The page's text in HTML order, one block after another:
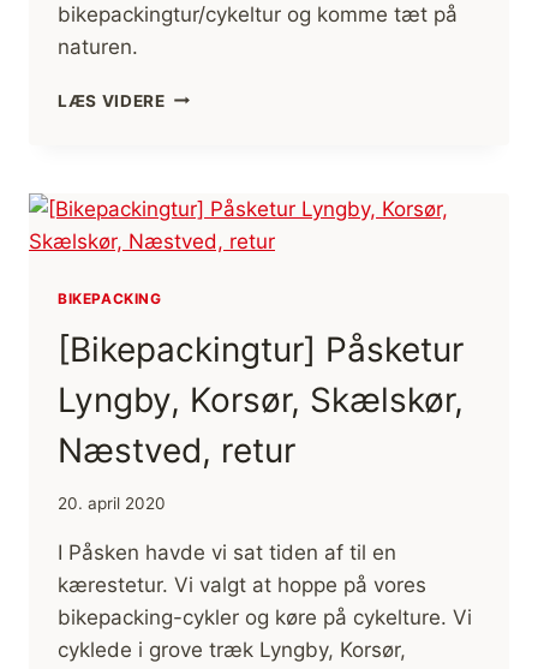
bikepackingtur/cykeltur og komme tæt på
naturen.
LÆS VIDEREKLAR
BIKEPACKING,
DANMARK
RUNDT
BIKEPACKING
[Bikepackingtur] Påsketur
Lyngby, Korsør, Skælskør,
Næstved, retur
20. april 2020
I Påsken havde vi sat tiden af til en
kærestetur. Vi valgt at hoppe på vores
bikepacking-cykler og køre på cykelture. Vi
cyklede i grove træk Lyngby, Korsør,